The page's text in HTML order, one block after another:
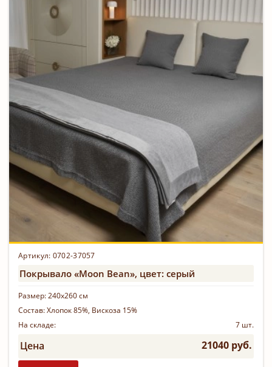
Артикул: 0702-37057
Покрывало «Moon Bean», цвет: серый
Размер:240х260 см
Состав:Хлопок 85%, Вискоза 15%
На складе:
7 шт.
Цена 21040 руб.